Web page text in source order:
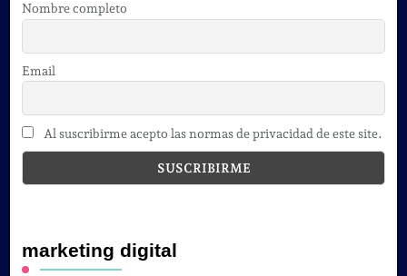
Nombre completo
Email
Al suscribirme acepto las normas de privacidad de este site.
marketing digital